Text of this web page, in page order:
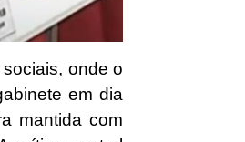
onde o
em dia
mantida com